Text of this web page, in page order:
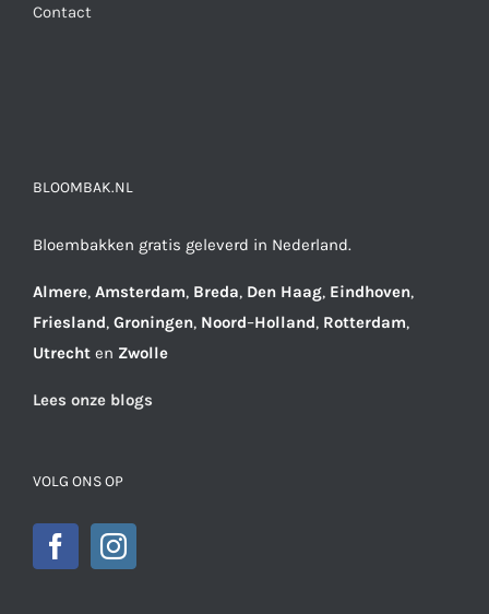
Contact
BLOOMBAK.NL
Bloembakken gratis geleverd in Nederland.
Almere, Amsterdam, Breda, Den Haag, Eindhoven,
Friesland, Groningen, Noord–Holland, Rotterdam,
Utrecht en Zwolle
Lees onze blogs
VOLG ONS OP